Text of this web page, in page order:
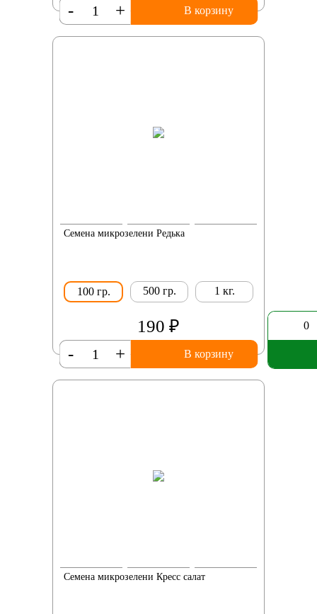
0
+
- В корзину
Семена микрозелени Редька
100 гр. 500 гр. 1 кг.
190 ₽
+
- В корзину
Семена микрозелени Кресс салат